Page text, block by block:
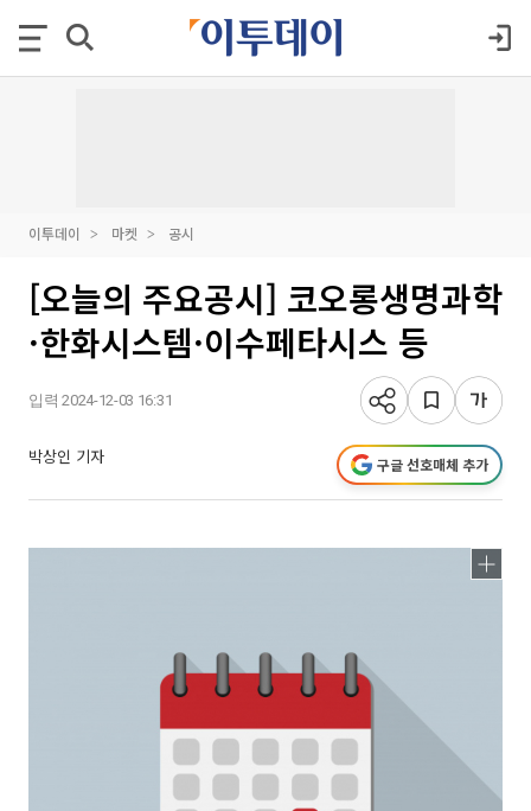
이투데이 마켓 공시
[오늘의 주요공시] 코오롱생명과학
·한화시스템·이수페타시스 등
입력 2024-12-03 16:31
박상인 기자 구글 선호매체 추가